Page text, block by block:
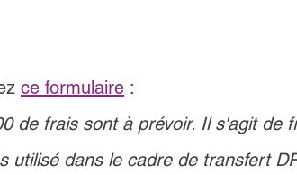
ce formulaire :
de frais sont à prévoir. Il s'agit de
utilisé dans le cadre de transfert